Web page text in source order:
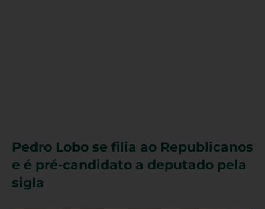
Pedro Lobo se filia ao Republicanos
e é pré-candidato a deputado pela
sigla